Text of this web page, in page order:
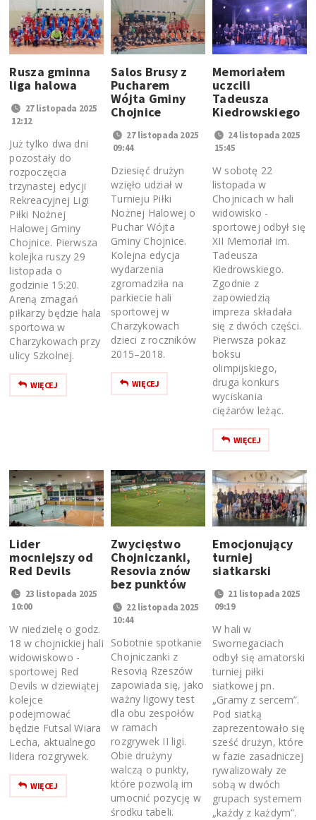
Rusza gminna
liga halowa
27 listopada 2025
12:12
Już tylko dwa dni
pozostały do
rozpoczęcia
trzynastej edycji
Rekreacyjnej Ligi
Piłki Nożnej
Halowej Gminy
Chojnice. Pierwsza
kolejka ruszy 29
listopada o
godzinie 15:20.
Areną zmagań
piłkarzy będzie hala
sportowa w
Charzykowach przy
ulicy Szkolnej.
WIĘCEJ
Salos Brusy z
Pucharem
Wójta Gminy
Chojnice
27 listopada 2025
09:44
Dziesięć drużyn
wzięło udział w
Turnieju Piłki
Nożnej Halowej o
Puchar Wójta
Gminy Chojnice.
Kolejna edycja
wydarzenia
zgromadziła na
parkiecie hali
sportowej w
Charzykowach
dzieci z roczników
2015–2018.
WIĘCEJ
Memoriałem
uczcili
Tadeusza
Kiedrowskiego
24 listopada 2025
15:45
W sobotę 22
listopada w
Chojnicach w hali
widowisko -
sportowej odbył się
XII Memoriał im.
Tadeusza
Kiedrowskiego.
Zgodnie z
zapowiedzią
impreza składała
się z dwóch części.
Pierwsza pokaz
boksu
olimpijskiego,
druga konkurs
wyciskania
ciężarów leżąc.
WIĘCEJ
Lider
mocniejszy od
Red Devils
23 listopada 2025
10:00
W niedzielę o godz.
18 w chojnickiej hali
widowiskowo -
sportowej Red
Devils w dziewiątej
kolejce
podejmować
będzie Futsal Wiara
Lecha, aktualnego
lidera rozgrywek.
WIĘCEJ
Zwycięstwo
Chojniczanki,
Resovia znów
bez punktów
22 listopada 2025
10:44
Sobotnie spotkanie
Chojniczanki z
Resovią Rzeszów
zapowiada się, jako
ważny ligowy test
dla obu zespołów
w ramach
rozgrywek II ligi.
Obie drużyny
walczą o punkty,
które pozwolą im
umocnić pozycję w
środku tabeli.
Emocjonujący
turniej
siatkarski
21 listopada 2025
09:19
W hali w
Swornegaciach
odbył się amatorski
turniej piłki
siatkowej pn.
„Gramy z sercem”.
Pod siatką
zaprezentowało się
sześć drużyn, które
w fazie zasadniczej
rywalizowały ze
sobą w dwóch
grupach systemem
„każdy z każdym”.